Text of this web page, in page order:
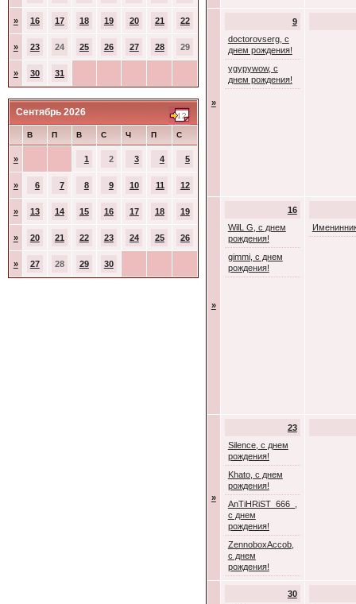
» 16 17 18 19 20 21 22
» 23 24 25 26 27 28 29
» 30 31
Сентябрь 2026
В П В С Ч П С
» 1 2 3 4 5
» 6 7 8 9 10 11 12
» 13 14 15 16 17 18 19
» 20 21 22 23 24 25 26
» 27 28 29 30
»
9
doctorovserg, с
днем рождения!
ygypywow, с
днем рождения!
»
16
WilL G, с днем
рождения!
gimmi, с днем
рождения!
»
23
Silence, с днем
рождения!
Khato, с днем
рождения!
AnTiHRiST_666_,
с днем
рождения!
ZennoboxAccob,
с днем
рождения!
30